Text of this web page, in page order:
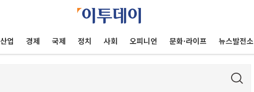
산업 경제 국제 정치 사회 오피니언 문화·라이프 뉴스발전소